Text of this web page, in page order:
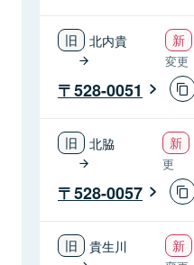
北内貴
変更
528-0051
北脇
更
528-0057
貴生川